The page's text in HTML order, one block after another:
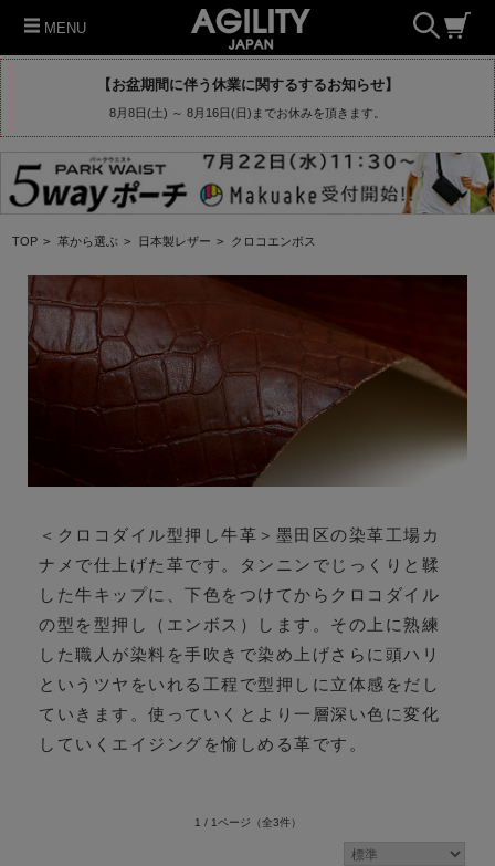
MENU
【お盆期間に伴う休業に関するするお知らせ】
8月8日(土) ～ 8月16日(日)までお休みを頂きます。
TOP > 革から選ぶ > 日本製レザー > クロコエンボス
＜クロコダイル型押し牛革＞墨田区の染革工場カ
ナメで仕上げた革です。タンニンでじっくりと鞣
した牛キップに、下色をつけてからクロコダイル
の型を型押し（エンボス）します。その上に熟練
した職人が染料を手吹きで染め上げさらに頭ハリ
というツヤをいれる工程で型押しに立体感をだし
ていきます。使っていくとより一層深い色に変化
していくエイジングを愉しめる革です。
1 / 1ページ （全3件）